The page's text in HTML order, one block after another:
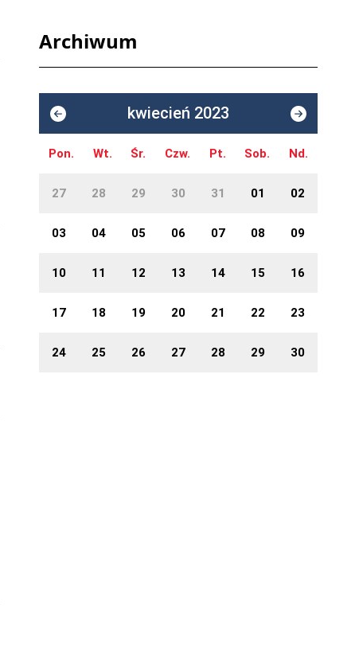
Archiwum
kwiecień 2023
Pon. Wt. Śr. Czw. Pt. Sob. Nd.
27 28 29 30 31 01 02
03 04 05 06 07 08 09
10 11 12 13 14 15 16
17 18 19 20 21 22 23
24 25 26 27 28 29 30